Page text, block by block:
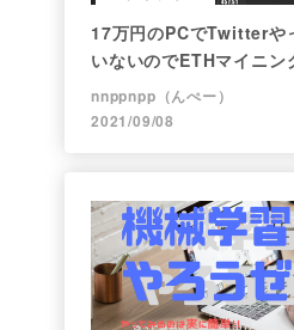
17万円のPCでTwitterや
いないのでETHマイニン
nnppnpp（んぺー）
2021/09/08